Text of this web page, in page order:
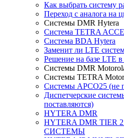
Как выбрать систему
Переход с аналога на
Системы DMR Hytera
Система TETRA
Система BDA Hytera
Заменит ли LTE
Решение на базе LTE
Системы DMR
Системы TETRA
Системы APCO25 (не
Диспетчерские
поставляются)
HYTERA DMR
HYTERA DMR
СИСТЕМЫ